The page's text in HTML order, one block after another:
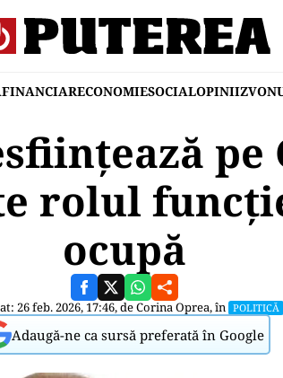
FINANCIARECONOMIESOCIALOPINII
pe
rolul
ocupă
26 feb. 2026, 17:46, deCorina Oprea, în POLITICĂ
Adaugă-ne ca sursă preferată în Google